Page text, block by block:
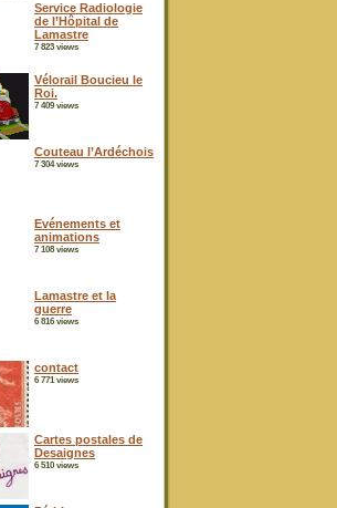
Service Radiologie
de l’Hôpital de
Lamastre
7 823 views
Vélorail Boucieu le
Roi.
7 409 views
Couteau l’Ardéchois
7 304 views
Evénements et
animations
7 108 views
Lamastre et la
guerre
6 816 views
contact
6 771 views
Cartes postales de
Desaignes
6 510 views